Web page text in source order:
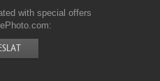
with special offers